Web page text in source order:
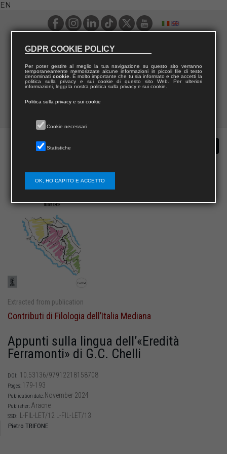
EN
Extracted from publication
Contributi di Filologia dell’Italia Mediana
Appunti sulla lingua dell’«Eredità
Ferramonti» di G.C. Chelli
DOI: 10.53136/97912218158708
Pages: 179-193
Publication date: November 2024
Publisher: Aracne
SSD: L-FIL-LET/12 L-FIL-LET/13
Pietro TRIFONE
GDPR COOKIE POLICY
Per poter gestire al meglio la tua navigazione su questo sito verranno
temporaneamente memorizzate alcune informazioni in piccoli file di testo
denominati cookie. È molto importante che tu sia informato e che accetti la
politica sulla privacy e sui cookie di questo sito Web. Per ulteriori
informazioni, leggi la nostra politica sulla privacy e sui cookie.
Politica sulla privacy e sui cookie
Cookie necessari
Statistiche
OK, HO CAPITO E ACCETTO